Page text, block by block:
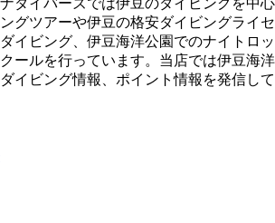
ダイバーズでは伊豆のダイビングを中心
グツアーや伊豆の格安ダイビングライセ
イビング、伊豆海洋公園でのナイトロッ
ールを行っています。当店では伊豆海洋
イビング情報、ポイント情報を発信して